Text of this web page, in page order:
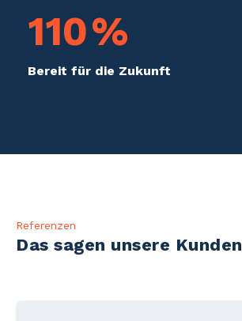
110%
Bereit für die Zukunft
Referenzen
Das sagen unsere Kunden